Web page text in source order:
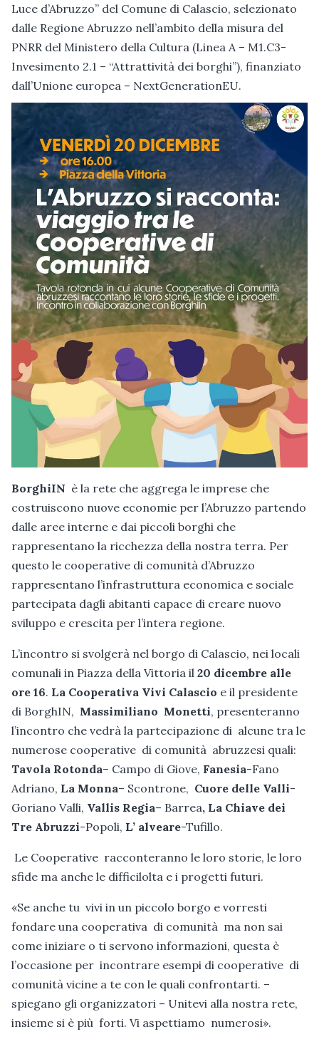
Luce d’Abruzzo” del Comune di Calascio, selezionato
dalle Regione Abruzzo nell’ambito della misura del
PNRR del Ministero della Cultura (Linea A – M1.C3-
Invesimento 2.1 – “Attrattività dei borghi”), finanziato
dall’Unione europea – NextGenerationEU.
BorghiIN è la rete che aggrega le imprese che
costruiscono nuove economie per l’Abruzzo partendo
dalle aree interne e dai piccoli borghi che
rappresentano la ricchezza della nostra terra. Per
questo le cooperative di comunità d’Abruzzo
rappresentano l’infrastruttura economica e sociale
partecipata dagli abitanti capace di creare nuovo
sviluppo e crescita per l’intera regione.
L’incontro si svolgerà nel borgo di Calascio, nei locali
comunali in Piazza della Vittoria il 20 dicembre alle
ore 16. La Cooperativa Vivi Calascio e il presidente
di BorghIN, Massimiliano Monetti, presenteranno
l’incontro che vedrà la partecipazione di alcune tra le
numerose cooperative di comunità abruzzesi quali:
Tavola Rotonda– Campo di Giove, Fanesia-Fano
Adriano, La Monna– Scontrone, Cuore delle Valli-
Goriano Valli, Vallis Regia– Barrea, La Chiave dei
Tre Abruzzi-Popoli, L’ alveare-Tufillo.
Le Cooperative racconteranno le loro storie, le loro
sfide ma anche le difficilolta e i progetti futuri.
«Se anche tu vivi in un piccolo borgo e vorresti
fondare una cooperativa di comunità ma non sai
come iniziare o ti servono informazioni, questa è
l’occasione per incontrare esempi di cooperative di
comunità vicine a te con le quali confrontarti. –
spiegano gli organizzatori – Unitevi alla nostra rete,
insieme si è più forti. Vi aspettiamo numerosi».